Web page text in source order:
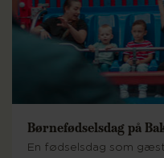
Børnefødselsdag på
En fødselsdag som